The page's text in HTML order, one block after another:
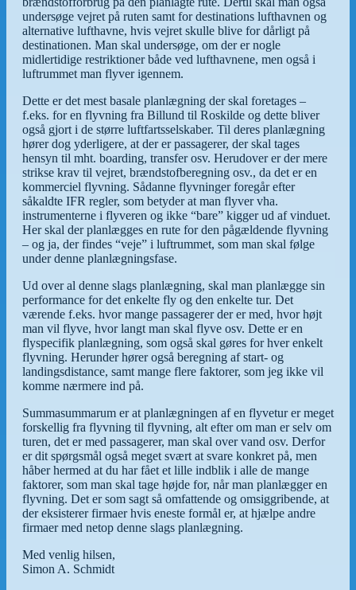
undersøge vejret på ruten samt for destinations lufthavnen og
alternative lufthavne, hvis vejret skulle blive for dårligt på
destinationen. Man skal undersøge, om der er nogle
midlertidige restriktioner både ved lufthavnene, men også i
luftrummet man flyver igennem.
Dette er det mest basale planlægning der skal foretages –
f.eks. for en flyvning fra Billund til Roskilde og dette bliver
også gjort i de større luftfartsselskaber. Til deres planlægning
hører dog yderligere, at der er passagerer, der skal tages
hensyn til mht. boarding, transfer osv. Herudover er der mere
strikse krav til vejret, brændstofberegning osv., da det er en
kommerciel flyvning. Sådanne flyvninger foregår efter
såkaldte IFR regler, som betyder at man flyver vha.
instrumenterne i flyveren og ikke “bare” kigger ud af vinduet.
Her skal der planlægges en rute for den pågældende flyvning
– og ja, der findes “veje” i luftrummet, som man skal følge
under denne planlægningsfase.
Ud over al denne slags planlægning, skal man planlægge sin
performance for det enkelte fly og den enkelte tur. Det
værende f.eks. hvor mange passagerer der er med, hvor højt
man vil flyve, hvor langt man skal flyve osv. Dette er en
flyspecifik planlægning, som også skal gøres for hver enkelt
flyvning. Herunder hører også beregning af start- og
landingsdistance, samt mange flere faktorer, som jeg ikke vil
komme nærmere ind på.
Summasummarum er at planlægningen af en flyvetur er meget
forskellig fra flyvning til flyvning, alt efter om man er selv om
turen, det er med passagerer, man skal over vand osv. Derfor
er dit spørgsmål også meget svært at svare konkret på, men
håber hermed at du har fået et lille indblik i alle de mange
faktorer, som man skal tage højde for, når man planlægger en
flyvning. Det er som sagt så omfattende og omsiggribende, at
der eksisterer firmaer hvis eneste formål er, at hjælpe andre
firmaer med netop denne slags planlægning.
Med venlig hilsen,
Simon A. Schmidt